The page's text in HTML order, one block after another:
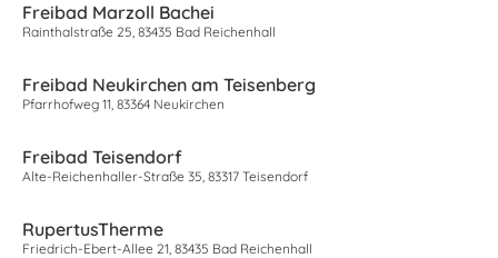
Freibad Marzoll Bachei
Rainthalstraße 25, 83435 Bad Reichenhall
Freibad Neukirchen am Teisenberg
Pfarrhofweg 11, 83364 Neukirchen
Freibad Teisendorf
Alte-Reichenhaller-Straße 35, 83317 Teisendorf
RupertusTherme
Friedrich-Ebert-Allee 21, 83435 Bad Reichenhall